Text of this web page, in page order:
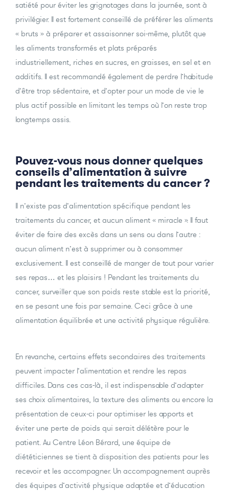
satiété pour éviter les grignotages dans la journée, sont à
privilégier. Il est fortement conseillé de préférer les aliments
« bruts » à préparer et assaisonner soi-même, plutôt que
les aliments transformés et plats préparés
industriellement, riches en sucres, en graisses, en sel et en
additifs. Il est recommandé également de perdre l’habitude
d’être trop sédentaire, et d’opter pour un mode de vie le
plus actif possible en limitant les temps où l’on reste trop
longtemps assis.
Pouvez-vous nous donner quelques
conseils d’alimentation à suivre
pendant les traitements du cancer ?
Il n’existe pas d’alimentation spécifique pendant les
traitements du cancer, et aucun aliment « miracle ». Il faut
éviter de faire des excès dans un sens ou dans l’autre :
aucun aliment n’est à supprimer ou à consommer
exclusivement. Il est conseillé de manger de tout pour varier
ses repas… et les plaisirs ! Pendant les traitements du
cancer, surveiller que son poids reste stable est la priorité,
en se pesant une fois par semaine. Ceci grâce à une
alimentation équilibrée et une activité physique régulière.
En revanche, certains effets secondaires des traitements
peuvent impacter l’alimentation et rendre les repas
difficiles. Dans ces cas-là, il est indispensable d’adapter
ses choix alimentaires, la texture des aliments ou encore la
présentation de ceux-ci pour optimiser les apports et
éviter une perte de poids qui serait délétère pour le
patient. Au Centre Léon Bérard, une équipe de
diététiciennes se tient à disposition des patients pour les
recevoir et les accompagner. Un accompagnement auprès
des équipes d’activité physique adaptée et d’éducation